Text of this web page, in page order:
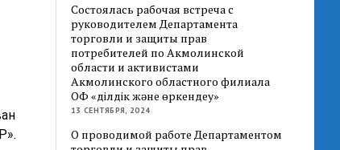
Состоялась рабочая встреча с
руководителем Департамента
торговли и защиты прав
потребителей по Акмолинской
области и активистами
Акмолинского областного филиала
ОФ «Әділдік және өркендеу»
13 СЕНТЯБРЯ, 2024
О проводимой работе Департаментом